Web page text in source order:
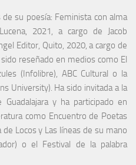
su poesía: Feminista con alma
2021, a cargo de Jacob
Editor, Quito, 2020, a cargo de
reseñado en medios como El
(Infolibre), ABC Cultural o la
University). Ha sido invitada a la
y ha participado en
como Encuentro de Poetas
Locos y Las líneas de su mano
o el Festival de la palabra